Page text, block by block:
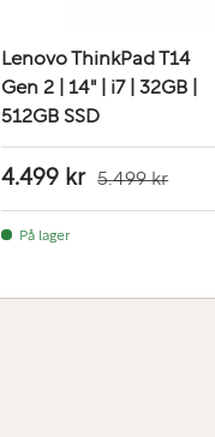
Lenovo ThinkPad T14
Gen 2 | 14" | i7 | 32GB |
512GB SSD
4.499 kr 5.499 kr
På lager